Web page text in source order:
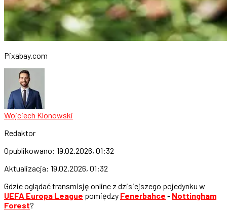
Pixabay.com
Wojciech Klonowski
Redaktor
Opublikowano: 19.02.2026, 01:32
Aktualizacja: 19.02.2026, 01:32
Gdzie oglądać transmisję online z dzisiejszego pojedynku w
UEFA Europa League pomiędzy Fenerbahce - Nottingham
Forest?